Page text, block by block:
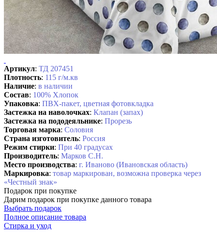
Артикул: ТД 207451
Плотность: 115 г/м.кв
Наличие: в наличии
Состав: 100% Хлопок
Упаковка: ПВХ-пакет, цветная фотовкладка
Застежка на наволочках: Клапан (запах)
Застежка на пододеяльнике: Прорезь
Торговая марка: Соловия
Страна изготовитель: Россия
Режим стирки: При 40 градусах
Производитель: Марков С.Н.
Место производства: г. Иваново (Ивановская область)
Маркировка: товар маркирован, возможна проверка через
«Честный знак»
Подарок при покупке
Дарим подарок при покупке данного товара
Выбрать подарок
Полное описание товара
Стирка и уход